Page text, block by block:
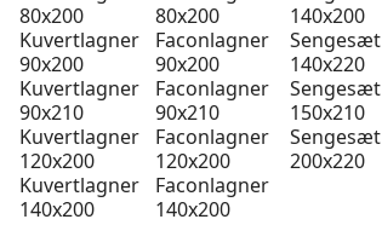
80x200
Kuvertlagner
90x200
Kuvertlagner
90x210
Kuvertlagner
120x200
Kuvertlagner
140x200
80x200
Faconlagner
90x200
Faconlagner
90x210
Faconlagner
120x200
Faconlagner
140x200
140x200
Sengesæt
140x220
Sengesæt
150x210
Sengesæt
200x220